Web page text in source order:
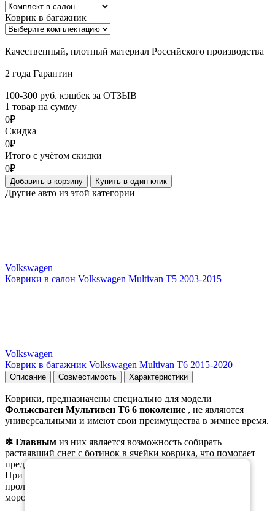
Коврик в багажник
Качественный, плотный материал Российского производства
2 года Гарантии
100-300 руб. кэшбек за ОТЗЫВ
1 товар на сумму
0₽
Скидка
0₽
Итого с учётом скидки
0₽
Добавить в корзину Купить в один клик
Другие авто из этой категории
Volkswagen
Коврики в салон Volkswagen Multivan T5 2003-2015
Volkswagen
Коврик в багажник Volkswagen Multivan T6 2015-2020
Описание Совместимость Характеристики
Коврики, предназначены специально для модели
Фольксваген Мультивен Т6 6 поколение , не являются
универсальными и имеют свои преимущества в зимнее время.
❄ Главным из них является возможность собирать
растаявший снег с ботинок в ячейки коврика, что помогает
предотвратить образование луж на коврике.
При этом, при вынимании коврика из салона, вода не
проливается, а коврики остаются эластичными даже при
морозе.